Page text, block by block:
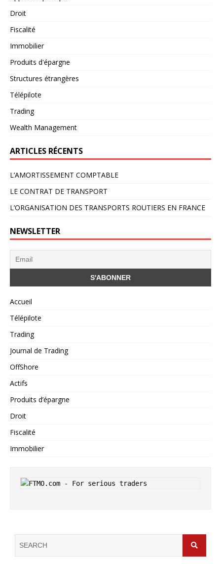
Droit
Fiscalité
Immobilier
Produits d'épargne
Structures étrangères
Télépilote
Trading
Wealth Management
ARTICLES RÉCENTS
L’AMORTISSEMENT COMPTABLE
LE CONTRAT DE TRANSPORT
L’ORGANISATION DES TRANSPORTS ROUTIERS EN FRANCE
NEWSLETTER
Accueil
Télépilote
Trading
Journal de Trading
OffShore
Actifs
Produits d’épargne
Droit
Fiscalité
Immobilier